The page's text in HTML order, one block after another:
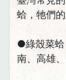
蛤，牠們
●綠殼菜蛤
南、高雄